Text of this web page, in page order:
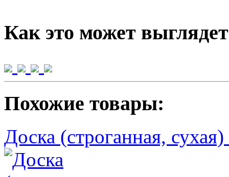
Как это может
Похожие товары:
Доска (строганная, сухая)